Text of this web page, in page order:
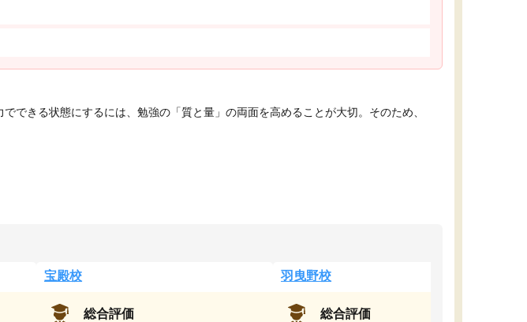
できる状態にするには、勉強の「質と量」の両面を高めることが大切。そのため、
宝殿校
総合評価
羽曳野校
総合評価